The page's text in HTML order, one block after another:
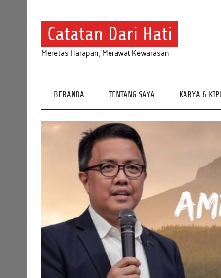
Catatan Dari Hati
Meretas Harapan, Merawat Kewarasan
BERANDA TENTANG SAYA KARYA &